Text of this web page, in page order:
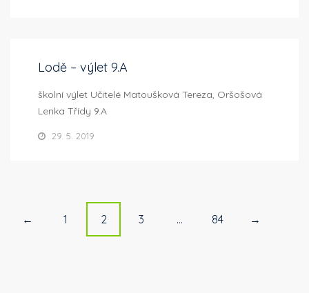
Lodě – výlet 9.A
školní výlet Učitelé Matoušková Tereza, Oršošová
Lenka Třídy 9.A
29. 5. 2019
P← 1 2 3 … 84 →